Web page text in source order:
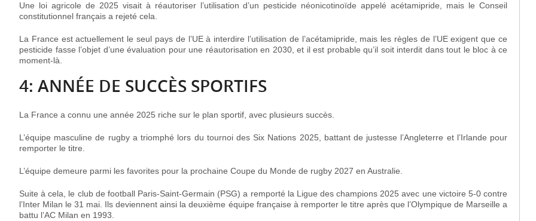
Une loi agricole de 2025 visait à réautoriser l’utilisation d’un pesticide néonicotinoïde appelé acétamipride, mais le Conseil
constitutionnel français a rejeté cela.
La France est actuellement le seul pays de l’UE à interdire l’utilisation de l’acétamipride, mais les règles de l’UE exigent que ce
pesticide fasse l’objet d’une évaluation pour une réautorisation en 2030, et il est probable qu’il soit interdit dans tout le bloc à ce
moment-là.
4: ANNÉE DE SUCCÈS SPORTIFS
La France a connu une année 2025 riche sur le plan sportif, avec plusieurs succès.
L’équipe masculine de rugby a triomphé lors du tournoi des Six Nations 2025, battant de justesse l’Angleterre et l’Irlande pour
remporter le titre.
L’équipe demeure parmi les favorites pour la prochaine Coupe du Monde de rugby 2027 en Australie.
Suite à cela, le club de football Paris-Saint-Germain (PSG) a remporté la Ligue des champions 2025 avec une victoire 5-0 contre
l’Inter Milan le 31 mai. Ils deviennent ainsi la deuxième équipe française à remporter le titre après que l’Olympique de Marseille a
battu l’AC Milan en 1993.